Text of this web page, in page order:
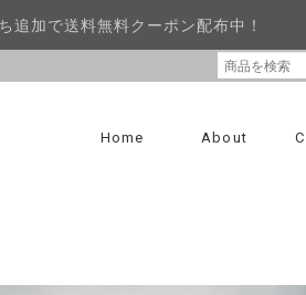
追加で送料無料クーポン配布中！
Home About